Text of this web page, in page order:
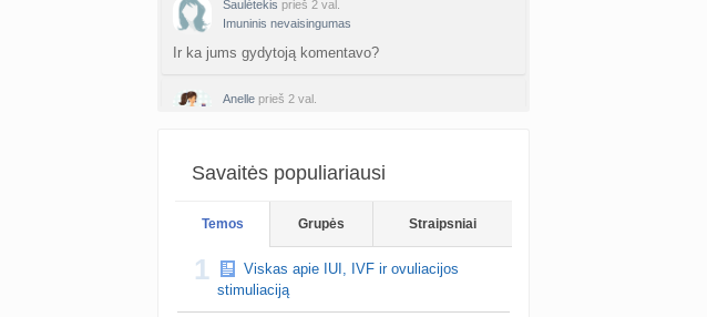
Saulėtekis prieš 2 val.
Imuninis nevaisingumas
Ir ka jums gydytoją komentavo?
Anelle prieš 2 val.
siuos iklotus ir ju kokybe. Tai tikrai padare gera
ispudi. Nusipirkau ir dienininius ir m…
Savaitės populiariausi
Temos Grupės Straipsniai
1
Viskas apie IUI, IVF ir ovuliacijos
stimuliaciją